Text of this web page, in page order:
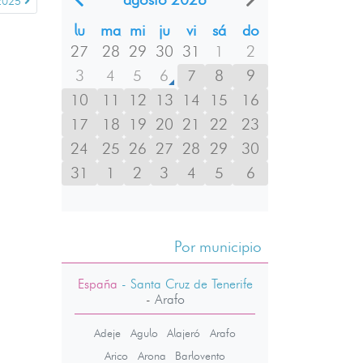
lu
ma mi ju vi sá
do
27
28 29 30 31 1
2
3
4 5 6 7 8
9
10
11 12 13 14 15
16
17
18 19 20 21 22
23
24
25 26 27 28 29
30
31
1 2 3 4 5 6
Por municipio
España - Santa Cruz de Tenerife
- Arafo
Adeje Agulo Alajeró
Arafo
Arico
Arona
Barlovento